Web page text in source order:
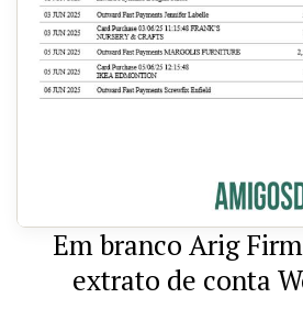
Em branco Arig
extrato de conta